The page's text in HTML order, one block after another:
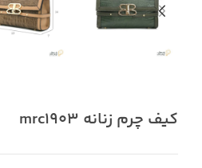
کیف چرم زنانه mrc1903